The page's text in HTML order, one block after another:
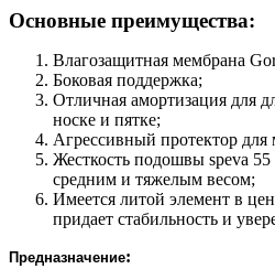
Основные преимущества:
Влагозащитная мембрана
Боковая поддержка;
Отличная амортизация для
носке и пятке;
Агрессивный протектор
Жесткость подошвы speva
средним и тяжелым весом;
Имеется литой элемент в
придает стабильность и
Предназначение: